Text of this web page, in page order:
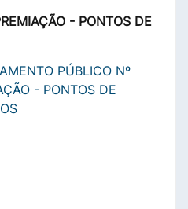
- PONTOS DE
PÚBLICO Nº
- PONTOS DE